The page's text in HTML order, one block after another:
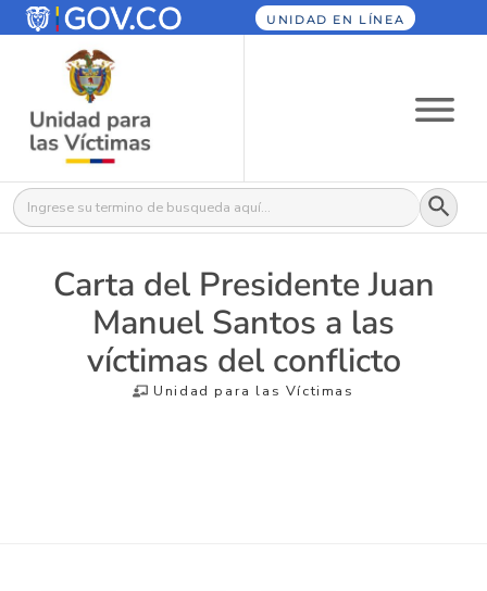
UNIDAD EN LÍNEA
Buscar: Botón
Carta del Presidente Juan
Manuel Santos a las
víctimas del conflicto
Unidad para las Víctimas